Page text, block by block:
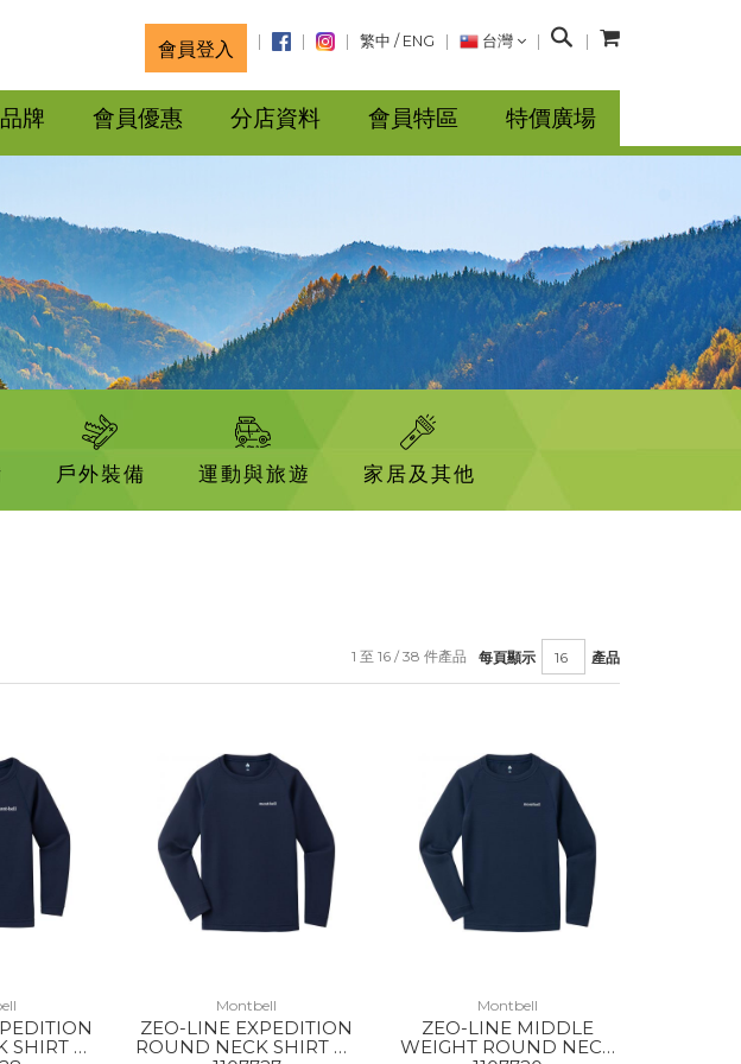
會員登入 繁中 / ENG 台灣
搜
牌 會員優惠 分店資料 會員特區 特價廣場
戶外裝備 運動與旅遊 家居及其他
每頁顯示 產品
1 至 16 / 38 件產品
KS
Montbell
ZEO-LINE EXPEDITION
ROUND NECK SHIRT KS
Montbell
ZEO-LINE MIDDLE
WEIGHT ROUND NECK